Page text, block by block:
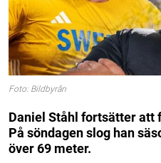
Foto: Bildbyrån
Daniel Ståhl fortsätter att
På söndagen slog han
över 69 meter.